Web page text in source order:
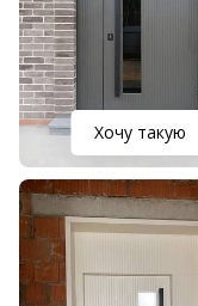
Хочу такую